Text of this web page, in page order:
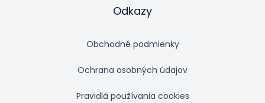
Odkazy
Obchodné podmienky
Ochrana osobných údajov
Pravidlá používania cookies